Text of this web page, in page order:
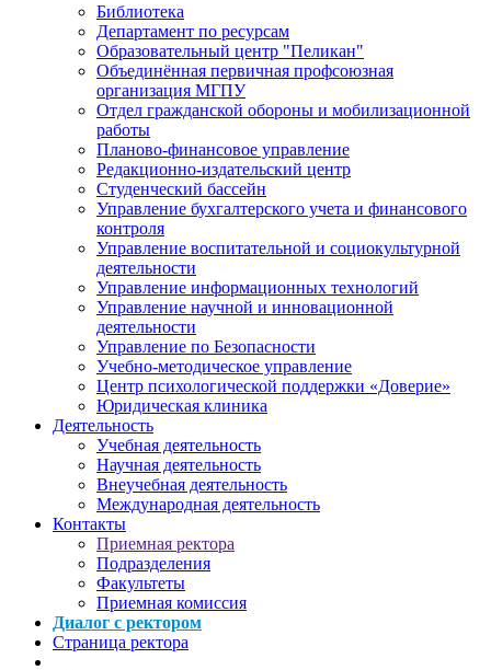
Библиотека
Департамент по ресурсам
Образовательный центр "Пеликан"
Объединённая первичная профсоюзная
организация МГПУ
Отдел гражданской обороны и мобилизационной
работы
Планово-финансовое управление
Редакционно-издательский центр
Студенческий бассейн
Управление бухгалтерского учета и финансового
контроля
Управление воспитательной и социокультурной
деятельности
Управление информационных технологий
Управление научной и инновационной
деятельности
Управление по Безопасности
Учебно-методическое управление
Центр психологической поддержки «Доверие»
Юридическая клиника
Деятельность
Учебная деятельность
Научная деятельность
Внеучебная деятельность
Международная деятельность
Контакты
Приемная ректора
Подразделения
Факультеты
Приемная комиссия
Диалог с ректором
Страница ректора